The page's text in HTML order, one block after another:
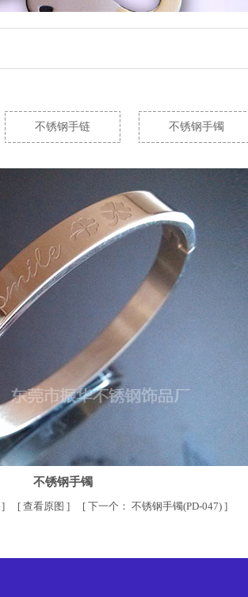
不锈钢手链 不锈钢手镯
不锈钢手镯
] [ 查看原图 ] [ 下一个： 不锈钢手镯(PD-047) ]